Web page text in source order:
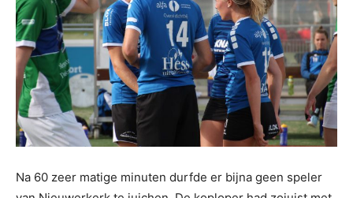
Na 60 zeer matige minuten durfde er bijna geen speler